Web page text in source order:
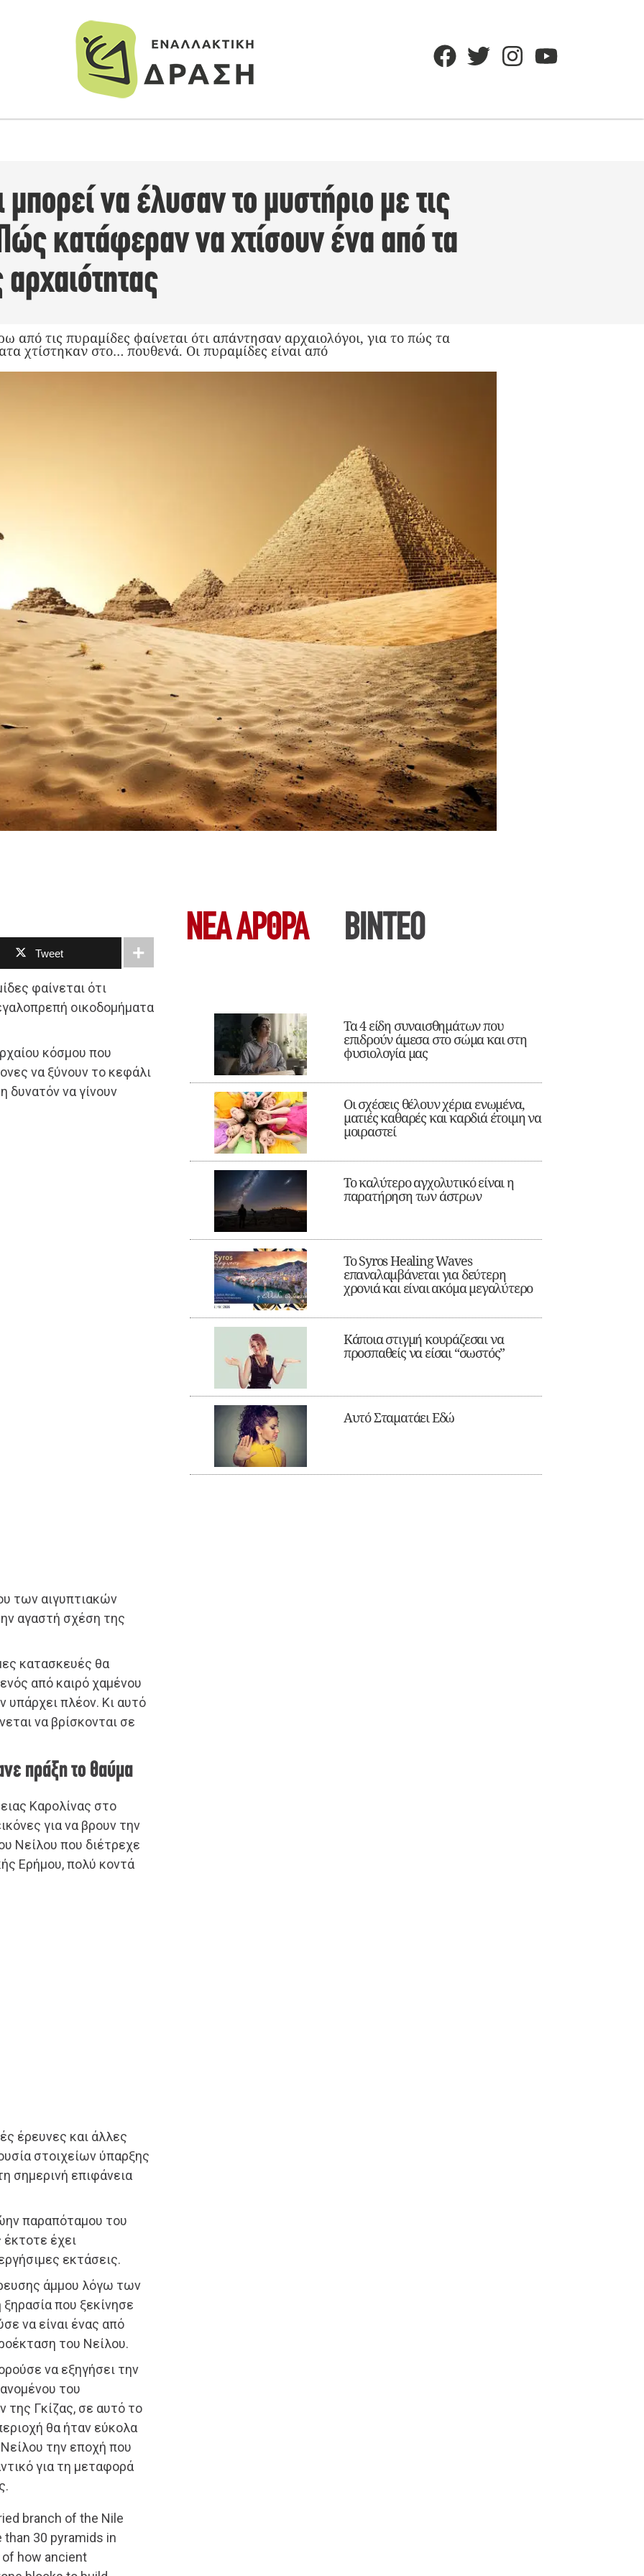
μπορεί να έλυσαν το μυστήριο με τις
κατάφεραν να χτίσουν ένα από τα
από τις πυραμίδες φαίνεται ότι απάντησαν αρχαιολόγοι, για το πώς τα
χτίστηκαν στο… πουθενά. Οι πυραμίδες είναι από
Tweet
φαίνεται ότι
οικοδομήματα
κόσμου που
να ξύνουν το κεφάλι
να γίνουν
των αιγυπτιακών
αγαστή σχέση της
κατασκευές θα
από καιρό χαμένου
υπάρχει πλέον. Κι αυτό
να βρίσκονται σε
πράξη το θαύμα
Καρολίνας στο
για να βρουν την
Νείλου που διέτρεχε
Ερήμου, πολύ κοντά
έρευνες και άλλες
στοιχείων ύπαρξης
σημερινή επιφάνεια
παραπόταμου του
έκτοτε έχει
εκτάσεις.
άμμου λόγω των
που ξεκίνησε
να είναι ένας από
του Νείλου.
να εξηγήσει την
του
της Γκίζας, σε αυτό το
θα ήταν εύκολα
την εποχή που
για τη μεταφορά
branch of the Nile
30 pyramids in
how ancient
ΝΕΑ ΆΡΘΡΑ ΒΙΝΤΕΟ
Τα 4 είδη συναισθημάτων που
επιδρούν άμεσα στο σώμα και στη
φυσιολογία μας
Οι σχέσεις θέλουν χέρια ενωμένα,
ματιές καθαρές και καρδιά έτοιμη να
μοιραστεί
Το καλύτερο αγχολυτικό είναι η
παρατήρηση των άστρων
Το Syros Healing Waves
επαναλαμβάνεται για δεύτερη
χρονιά και είναι ακόμα μεγαλύτερο
Κάποια στιγμή κουράζεσαι να
προσπαθείς να είσαι “σωστός”
Αυτό Σταματάει Εδώ